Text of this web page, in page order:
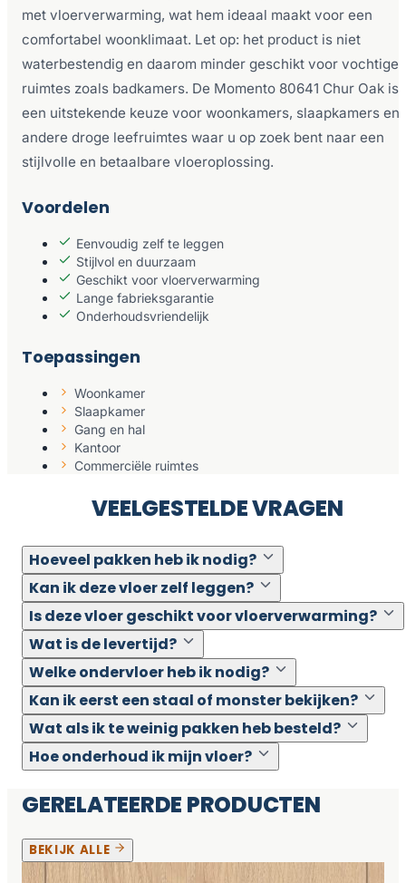
met vloerverwarming, wat hem ideaal maakt voor een
comfortabel woonklimaat. Let op: het product is niet
waterbestendig en daarom minder geschikt voor vochtige
ruimtes zoals badkamers. De Momento 80641 Chur Oak is
een uitstekende keuze voor woonkamers, slaapkamers en
andere droge leefruimtes waar u op zoek bent naar een
stijlvolle en betaalbare vloeroplossing.
Voordelen
Eenvoudig zelf te leggen
Stijlvol en duurzaam
Geschikt voor vloerverwarming
Lange fabrieksgarantie
Onderhoudsvriendelijk
Toepassingen
Woonkamer
Slaapkamer
Gang en hal
Kantoor
Commerciële ruimtes
VEELGESTELDE VRAGEN
Hoeveel pakken heb ik nodig?
Kan ik deze vloer zelf leggen?
Is deze vloer geschikt voor vloerverwarming?
Wat is de levertijd?
Welke ondervloer heb ik nodig?
Kan ik eerst een staal of monster bekijken?
Wat als ik te weinig pakken heb besteld?
Hoe onderhoud ik mijn vloer?
GERELATEERDE PRODUCTEN
BEKIJK ALLE